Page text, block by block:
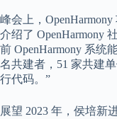
峰会上，
介绍了 OpenHarmony
前 OpenHarmony 系统
名共建者，51 家共建
行代码。”
展望 2023 年，侯培新